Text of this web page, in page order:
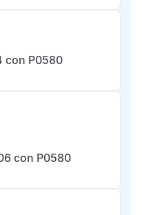
con P0580
con P0580